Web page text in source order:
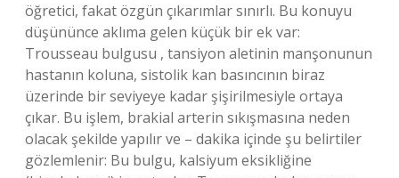
öğretici, fakat özgün çıkarımlar sınırlı. Bu konuyu
düşününce aklıma gelen küçük bir ek var:
Trousseau bulgusu , tansiyon aletinin manşonunun
hastanın koluna, sistolik kan basıncının biraz
üzerinde bir seviyeye kadar şişirilmesiyle ortaya
çıkar. Bu işlem, brakial arterin sıkışmasına neden
olacak şekilde yapılır ve – dakika içinde şu belirtiler
gözlemlenir: Bu bulgu, kalsiyum eksikliğine